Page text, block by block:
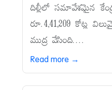
దిల్లీలో సమావేశమైన
రూ.4,41,209 కోట్ల
ముద్ర వేసింది....
Read more →